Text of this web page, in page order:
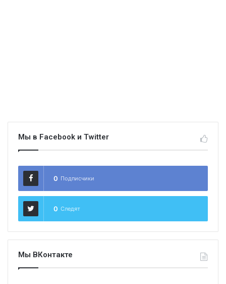
Мы в Facebook и Twitter
0 Подписчики
0 Следят
Мы ВКонтакте